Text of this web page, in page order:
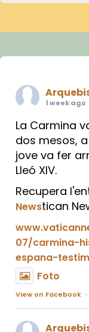
1 week ago
La Carmina
dos mesos,
jove va fer
Lleó XIV.
Recupera
Newstican
07/carmina-
espana-
Foto
View on Facebook ·